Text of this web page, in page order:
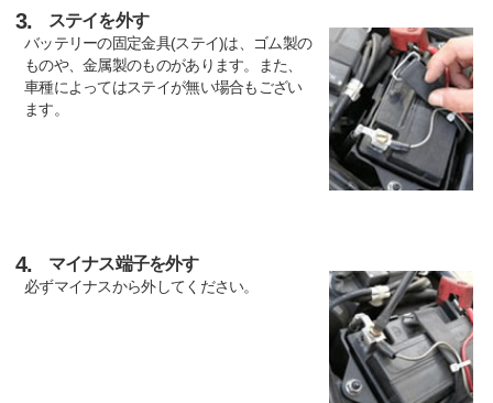
3. ステイを外す
バッテリーの固定金具(ステイ)は、ゴム製の
ものや、金属製のものがあります。また、
車種によってはステイが無い場合もござい
ます。
4. マイナス端子を外す
必ずマイナスから外してください。